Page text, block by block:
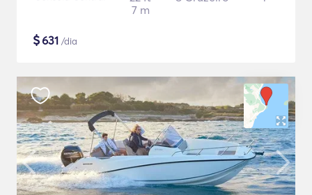
7 m
$631 /dia